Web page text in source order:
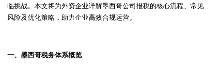
临挑战。本文将为外资企业详解墨西哥公司报税的核心流程、常见
风险及优化策略，助力企业高效合规运营。
一、墨西哥税务体系概览